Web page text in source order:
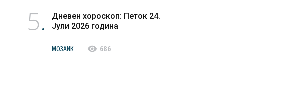
5
Дневен хороскоп: Петок 24.
Јули 2026 година
МОЗАИК visibility 686